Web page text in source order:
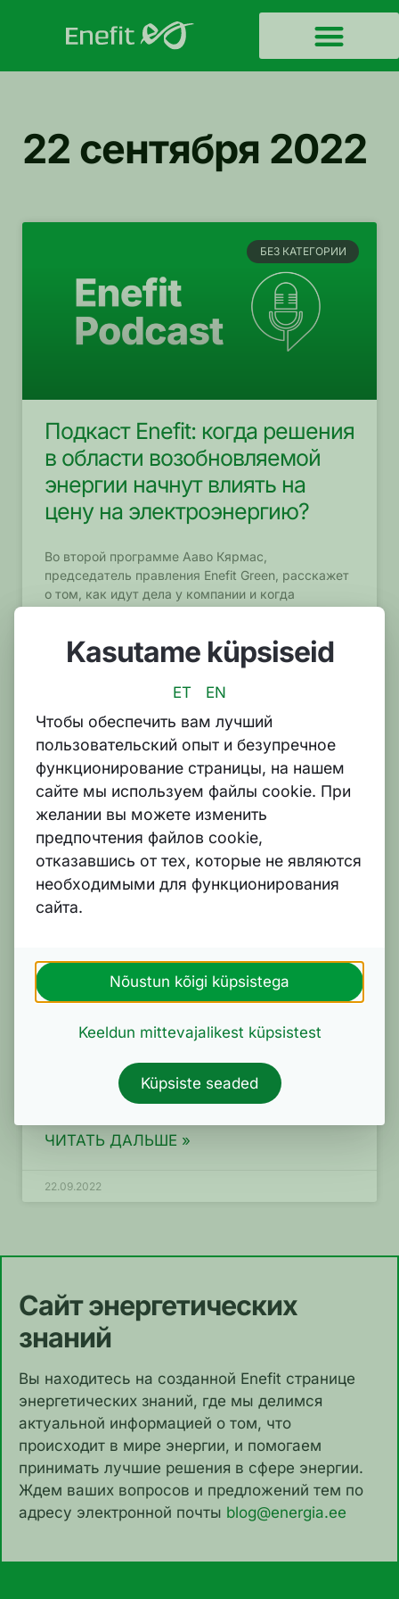
Kasutame küpsiseid
ET EN
Чтобы обеспечить вам лучший
пользовательский опыт и безупречное
функционирование страницы, на нашем
сайте мы используем файлы cookie. При
желании вы можете изменить
предпочтения файлов cookie,
отказавшись от тех, которые не являются
необходимыми для функционирования
сайта.
Küpsiste seaded
Keeldun mittevajalikest küpsistest
Nõustun kõigi küpsistega
22 сентября 2022
БЕЗ КАТЕГОРИИ
Подкаст Enefit: когда решения
в области возобновляемой
энергии начнут влиять на
цену на электроэнергию?
Во второй программе Ааво Кярмас,
председатель правления Enefit Green, расскажет
о том, как идут дела у компании и когда
22.09.2022
НАЧНЕМ ЭКОНОМИТЬ!
Подготовьте свой дом к
наступлению холодов уже
Осень и зима снова возвращают нас к вопросу о
том, как создать более энергоэффективный и
безопасный дом. Вот шесть простых советов!
ЧИТАТЬ ДАЛЬШЕ »
22.09.2022
Сайт энергетических
знаний
Вы находитесь на созданной Enefit странице
энергетических знаний, где мы делимся
актуальной информацией о том, что
происходит в мире энергии, и помогаем
принимать лучшие решения в сфере энергии.
Ждем ваших вопросов и предложений тем по
адресу электронной почты blog@energia.ee